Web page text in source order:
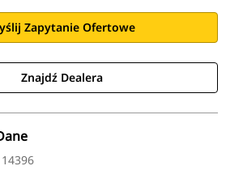
Zapytanie Ofertowe
Znajdź Dealera